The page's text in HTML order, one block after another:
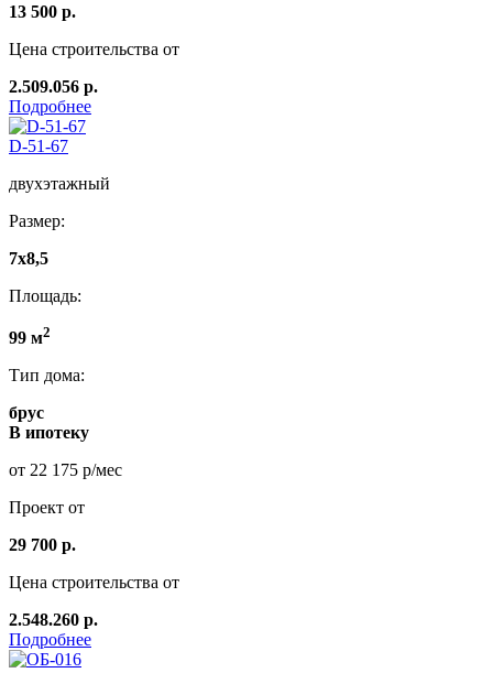
13 500 р.
Цена строительства от
2.509.056 р.
Подробнее
D-51-67
двухэтажный
Размер:
7x8,5
Площадь:
99 м2
Тип дома:
брус
В ипотеку
от 22 175 р/мес
Проект от
29 700 р.
Цена строительства от
2.548.260 р.
Подробнее